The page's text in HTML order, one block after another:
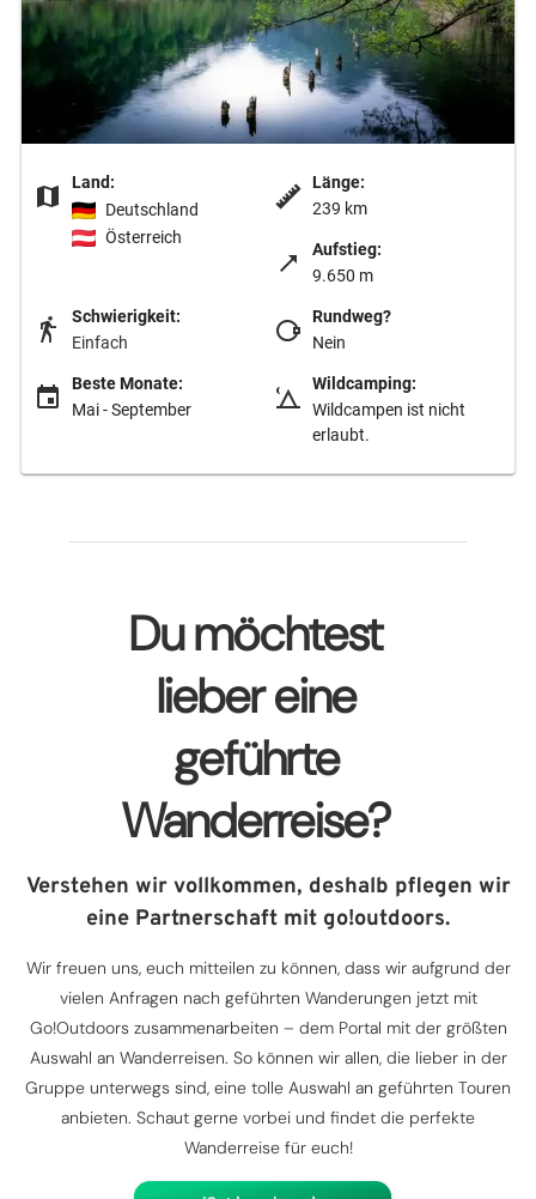
Land:
Deutschland
Österreich
Länge:
239 km
Aufstieg:
9.650 m
Schwierigkeit:
Einfach
Rundweg?
Nein
Beste Monate:
Mai - September
Wildcamping:
Wildcampen ist nicht
erlaubt.
Du möchtest
lieber eine
geführte
Wanderreise?
Verstehen wir vollkommen, deshalb pflegen wir
eine Partnerschaft mit go!outdoors.
Wir freuen uns, euch mitteilen zu können, dass wir aufgrund der
vielen Anfragen nach geführten Wanderungen jetzt mit
Go!Outdoors zusammenarbeiten – dem Portal mit der größten
Auswahl an Wanderreisen. So können wir allen, die lieber in der
Gruppe unterwegs sind, eine tolle Auswahl an geführten Touren
anbieten. Schaut gerne vorbei und findet die perfekte
Wanderreise für euch!